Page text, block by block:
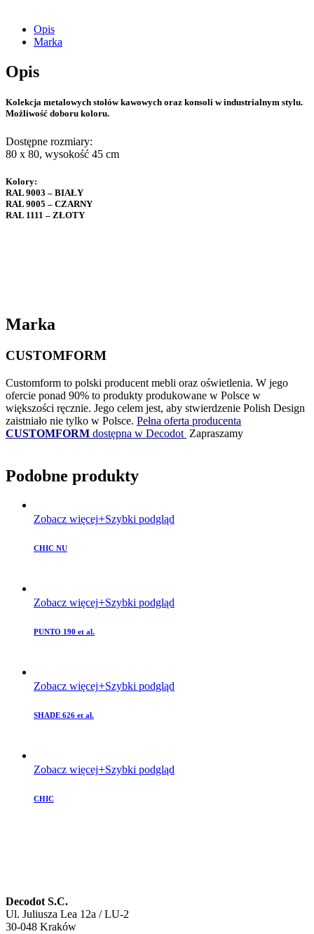
Opis
Marka
Opis
Kolekcja metalowych stołów kawowych oraz konsoli w industrialnym stylu.
Możliwość doboru koloru.
Dostępne rozmiary:
80 x 80, wysokość 45 cm
Kolory:
RAL 9003 – BIAŁY
RAL 9005 – CZARNY
RAL 1111 – ZŁOTY
Marka
CUSTOMFORM
Customform to polski producent mebli oraz oświetlenia. W jego
ofercie ponad 90% to produkty produkowane w Polsce w
większości ręcznie. Jego celem jest, aby stwierdzenie Polish Design
zaistniało nie tylko w Polsce. Pełna oferta producenta
CUSTOMFORM dostępna w Decodot Zapraszamy
Podobne produkty
Zobacz więcej Szybki podgląd
CHIC NU
Zobacz więcej Szybki podgląd
PUNTO 190 et al.
Zobacz więcej Szybki podgląd
SHADE 626 et al.
Zobacz więcej Szybki podgląd
CHIC
Decodot S.C.
Ul. Juliusza Lea 12a / LU-2
30-048 Kraków